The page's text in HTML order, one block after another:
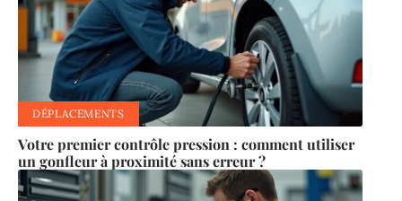
DÉPLACEMENTS
Votre premier contrôle pression : comment utiliser
un gonfleur à proximité sans erreur ?